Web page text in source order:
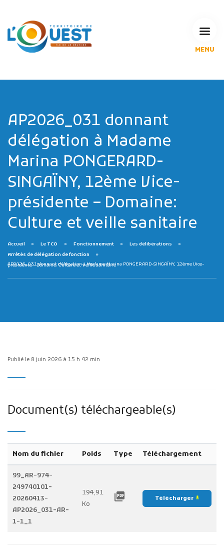
MENU
RECHERCHE
CALENDRIERS DE COLLECTE
Marchés publics
AP2026_031 donnant
délégation à Madame
Marina PONGERARD-
SINGAÏNY, 12ème Vice-
présidente – Domaine:
Culture et veille sanitaire
Accueil Le TCO Fonctionnement
Les délibérations
Arrêtés de délégation de fonction
AP2026_031 donnant délégation à Madame Marina PONGERARD-SINGAÏNY, 12ème Vice-présidente – Domaine: Culture et veille sanitaire
Publié le 8 juin 2026 à 15 h 42 min
Document(s) téléchargeable(s)
Nom du fichier Poids Type Téléchargement
99_AR-974-
249740101-
20260413-
AP2026_031-AR-
1-1_1
194,91
Ko
picture_as_pdf Télécharger file_download